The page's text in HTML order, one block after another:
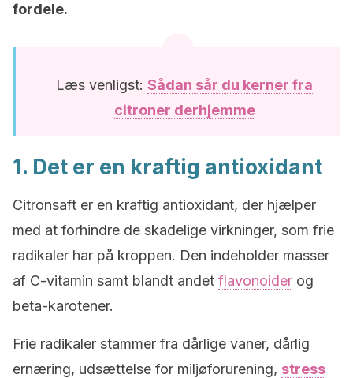
fordele.
Læs venligst: Sådan sår du kerner fra
citroner derhjemme
1. Det er en kraftig antioxidant
Citronsaft er en kraftig antioxidant, der hjælper
med at forhindre de skadelige virkninger, som frie
radikaler har på kroppen. Den indeholder masser
af C-vitamin samt blandt andet flavonoider og
beta-karotener.
Frie radikaler stammer fra dårlige vaner, dårlig
ernæring, udsættelse for miljøforurening, stress